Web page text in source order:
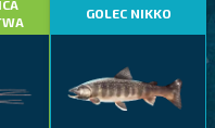
GOLEC NIKKO